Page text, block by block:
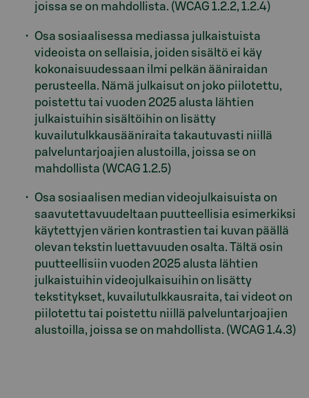
joissa se on mahdollista. (WCAG 1.2.2, 1.2.4)
Osa sosiaalisessa mediassa julkaistuista
videoista on sellaisia, joiden sisältö ei käy
kokonaisuudessaan ilmi pelkän ääniraidan
perusteella. Nämä julkaisut on joko piilotettu,
poistettu tai vuoden 2025 alusta lähtien
julkaistuihin sisältöihin on lisätty
kuvailutulkkausääniraita takautuvasti niillä
palveluntarjoajien alustoilla, joissa se on
mahdollista (WCAG 1.2.5)
Osa sosiaalisen median videojulkaisuista on
saavutettavuudeltaan puutteellisia esimerkiksi
käytettyjen värien kontrastien tai kuvan päällä
olevan tekstin luettavuuden osalta. Tältä osin
puutteellisiin vuoden 2025 alusta lähtien
julkaistuihin videojulkaisuihin on lisätty
tekstitykset, kuvailutulkkausraita, tai videot on
piilotettu tai poistettu niillä palveluntarjoajien
alustoilla, joissa se on mahdollista. (WCAG 1.4.3)